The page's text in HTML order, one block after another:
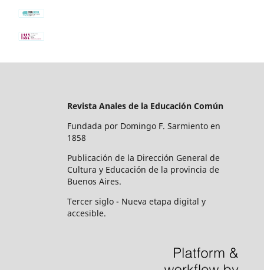
Revista Anales de la Educación Común
Fundada por Domingo F. Sarmiento en
1858
Publicación de la Dirección General de
Cultura y Educación de la provincia de
Buenos Aires.
Tercer siglo - Nueva etapa digital y
accesible.